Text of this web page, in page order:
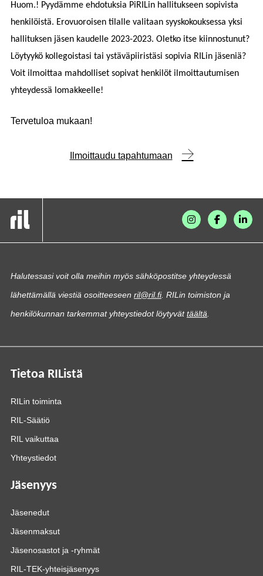
Huom.! Pyydämme ehdotuksia PiRILin hallitukseen sopivista
henkilöistä. Erovuoroisen tilalle valitaan syyskokouksessa yksi
hallituksen jäsen kaudelle 2023-2023. Oletko itse kiinnostunut?
Löytyykö kollegoistasi tai ystäväpiiristäsi sopivia RILin jäseniä?
Voit ilmoittaa mahdolliset sopivat henkilöt ilmoittautumisen
yhteydessä lomakkeelle!
Tervetuloa mukaan!
Ilmoittaudu tapahtumaan
Halutessasi voit olla meihin myös sähköpostitse yhteydessä
lähettämällä viestiä osoitteeseen ril@ril.fi. RILin toimiston ja
henkilökunnan tarkemmat yhteystiedot löytyvättäältä
Tietoa RIListä
RILin toiminta
RIL-Säätiö
RIL vaikuttaa
Yhteystiedot
Jäsenyys
Jäsenedut
Jäsenmaksut
Jäsenosastot ja -ryhmät
RIL-TEK-yhteisjäsenyys